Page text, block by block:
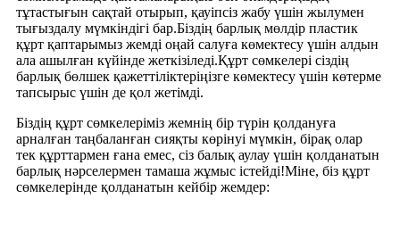
тұтастығын сақтай отырып, қауіпсіз жабу үшін жылумен
тығыздалу мүмкіндігі бар.Біздің барлық мөлдір пластик
құрт қаптарымыз жемді оңай салуға көмектесу үшін алдын
ала ашылған күйінде жеткізіледі.Құрт сөмкелері сіздің
барлық бөлшек қажеттіліктеріңізге көмектесу үшін көтерме
тапсырыс үшін де қол жетімді.
Біздің құрт сөмкелеріміз жемнің бір түрін қолдануға
арналған таңбаланған сияқты көрінуі мүмкін, бірақ олар
тек құрттармен ғана емес, сіз балық аулау үшін қолданатын
барлық нәрселермен тамаша жұмыс істейді!Міне, біз құрт
сөмкелерінде қолданатын кейбір жемдер: